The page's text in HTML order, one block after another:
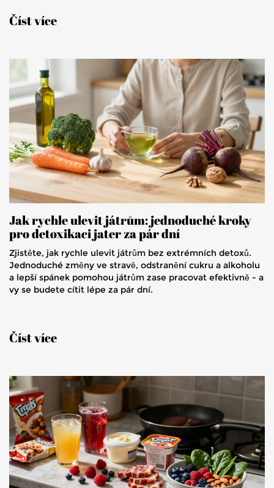
Číst více
Jak rychle ulevit játrům: jednoduché kroky
pro detoxikaci jater za pár dní
Zjistěte, jak rychle ulevit játrům bez extrémních detoxů.
Jednoduché změny ve stravě, odstranění cukru a alkoholu
a lepší spánek pomohou játrům zase pracovat efektivně - a
vy se budete cítit lépe za pár dní.
Číst více